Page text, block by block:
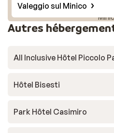
Photo de
Valeggio sul Minico
Autres
All Inclusive Hôtel Piccolo
Hôtel Bisesti
Park Hôtel Casimiro